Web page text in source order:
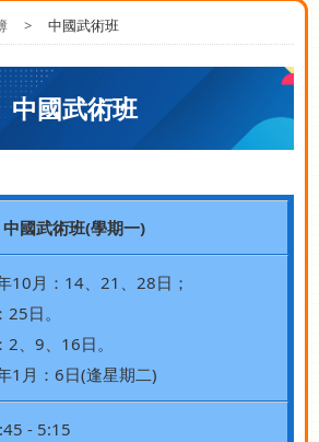
> 中國武術班
中國武術班
中國武術班(學期一)
10月：14、21、28日；
日。
2、9、16日。
1月：6日(逢星期二)
- 5:15